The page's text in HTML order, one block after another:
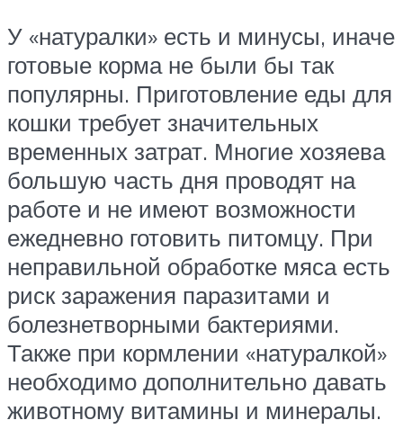
У «натуралки» есть и минусы, иначе
готовые корма не были бы так
популярны. Приготовление еды для
кошки требует значительных
временных затрат. Многие хозяева
большую часть дня проводят на
работе и не имеют возможности
ежедневно готовить питомцу. При
неправильной обработке мяса есть
риск заражения паразитами и
болезнетворными бактериями.
Также при кормлении «натуралкой»
необходимо дополнительно давать
животному витамины и минералы.